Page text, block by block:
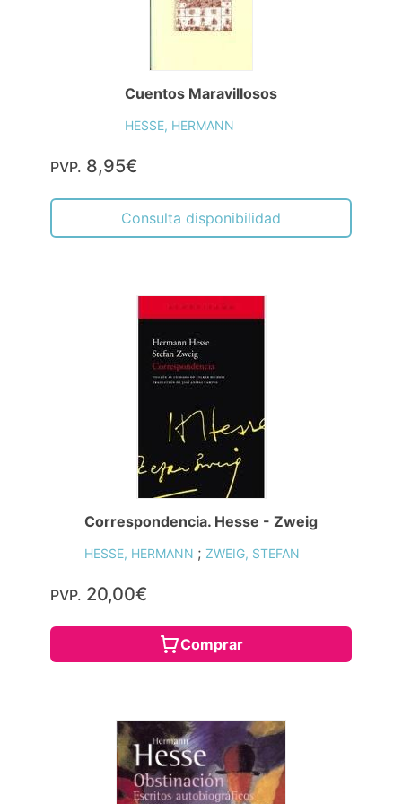
Cuentos Maravillosos
HESSE, HERMANN
PVP. 8,95€
Consulta disponibilidad
Correspondencia. Hesse - Zweig
HESSE, HERMANN ; ZWEIG, STEFAN
PVP. 20,00€
Comprar